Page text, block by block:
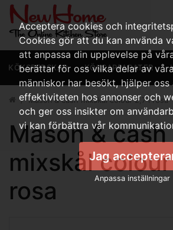
KÖKSREDSKAP KÖKSAPPARATER
Mason & cash mixskål colour 2,7 l rosa
Mason & cash
mixskål
rosa
Acceptera cookies och
Cookies gör att du kan använda
att anpassa din upplevelse på
berättar för oss vilka delar av
människor har besökt, hjälper
effektiviteten hos annonser och
och ger oss insikter om
vi kan förbättra vår
Jag
Anpassa inställningar